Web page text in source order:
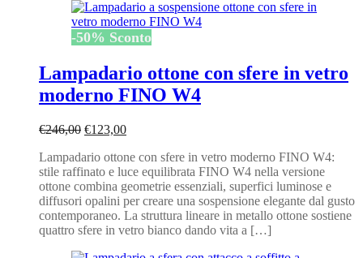
-50% Sconto
Lampadario ottone con sfere in vetro
moderno FINO W4
€246,00 Il
originale
era:
€246,00.
€123,00Il
attuale
è:
€123,00.
Lampadario ottone con sfere in vetro moderno FINO W4:
stile raffinato e luce equilibrata FINO W4 nella versione
ottone combina geometrie essenziali, superfici luminose e
diffusori opalini per creare una sospensione elegante dal gusto
contemporaneo. La struttura lineare in metallo ottone sostiene
quattro sfere in vetro bianco dando vita a […]